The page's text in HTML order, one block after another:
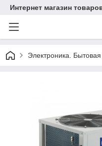
Интернет магазин
Электроника.